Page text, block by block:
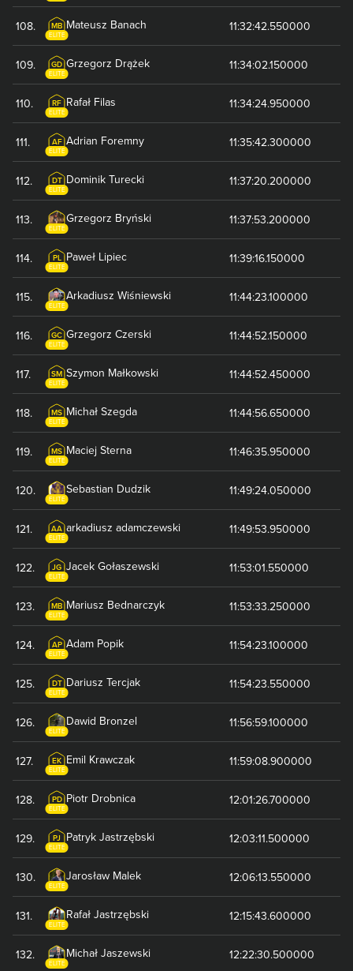
108. MB
ELITE
Mateusz Banach 11:32:42.550000
109. GD
ELITE
Grzegorz Drążek 11:34:02.150000
110. RF
ELITE
Rafał Filas 11:34:24.950000
111. AF
ELITE
Adrian Foremny 11:35:42.300000
112. DT
ELITE
Dominik Turecki 11:37:20.200000
113.
ELITE
Grzegorz Bryński 11:37:53.200000
114. PL
ELITE
Paweł Lipiec 11:39:16.150000
115.
ELITE
Arkadiusz Wiśniewski 11:44:23.100000
116. GC
ELITE
Grzegorz Czerski 11:44:52.150000
117. SM
ELITE
Szymon Małkowski 11:44:52.450000
118. MS
ELITE
Michał Szegda 11:44:56.650000
119. MS
ELITE
Maciej Sterna 11:46:35.950000
120.
ELITE
Sebastian Dudzik 11:49:24.050000
121. AA
ELITE
arkadiusz adamczewski 11:49:53.950000
122. JG
ELITE
Jacek Gołaszewski 11:53:01.550000
123. MB
ELITE
Mariusz Bednarczyk 11:53:33.250000
124. AP
ELITE
Adam Popik 11:54:23.100000
125. DT
ELITE
Dariusz Tercjak 11:54:23.550000
126.
ELITE
Dawid Bronzel 11:56:59.100000
127. EK
ELITE
Emil Krawczak 11:59:08.900000
128. PD
ELITE
Piotr Drobnica 12:01:26.700000
129. PJ
ELITE
Patryk Jastrzębski 12:03:11.500000
130.
ELITE
Jarosław Malek 12:06:13.550000
131.
ELITE
Rafał Jastrzębski 12:15:43.600000
132.
ELITE
Michał Jaszewski 12:22:30.500000